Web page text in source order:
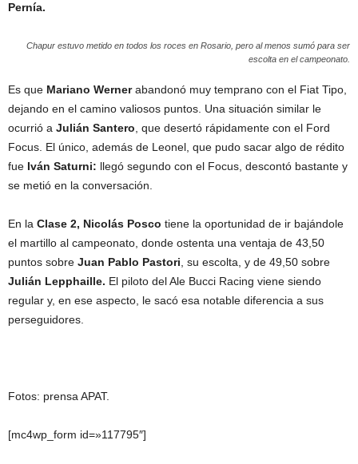
Pernía.
Chapur estuvo metido en todos los roces en Rosario, pero al menos sumó para ser
escolta en el campeonato.
Es que Mariano Wernerabandonó muy temprano con el Fiat Tipo,
dejando en el camino valiosos puntos. Una situación similar le
ocurrió a Julián Santero , que desertó rápidamente con el Ford
Focus. El único, además de Leonel, que pudo sacar algo de rédito
fue Iván Saturni: llegó segundo con el Focus, descontó bastante y
se metió en la conversación.
En la Clase 2, Nicolás Posco tiene la oportunidad de ir bajándole
el martillo al campeonato, donde ostenta una ventaja de 43,50
puntos sobre Juan Pablo Pastori , su escolta, y de 49,50 sobre
Julián Lepphaille. El piloto del Ale Bucci Racing viene siendo
regular y, en ese aspecto, le sacó esa notable diferencia a sus
perseguidores.
Fotos: prensa APAT.
[mc4wp_form id=»117795″]